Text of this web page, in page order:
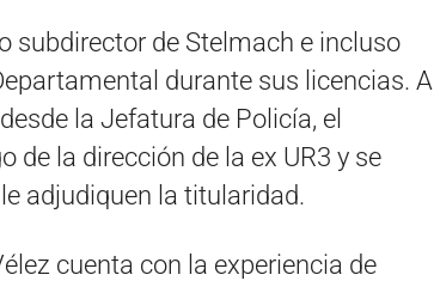
subdirector de Stelmach e incluso
durante sus licencias. A
la Jefatura de Policía, el
de la dirección de la ex UR3 y se
adjudiquen la titularidad.
cuenta con la experiencia de